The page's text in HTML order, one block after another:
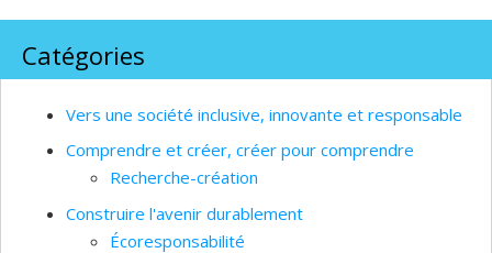
Catégories
Vers une société inclusive, innovante et responsable
Comprendre et créer, créer pour comprendre
Recherche-création
Construire l'avenir durablement
Écoresponsabilité